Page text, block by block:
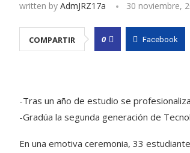
written by AdmJRZ17a 30 noviembre,
COMPARTIR 0 Facebook
-Tras un año de estudio se
-Gradúa la segunda generación de
En una emotiva ceremonia, 33